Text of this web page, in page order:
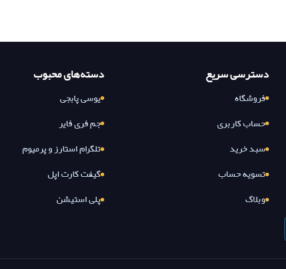
دسترسی سریع
فروشگاه
حساب کاربری
سبد خرید
تسویه حساب
وبلاگ
دسته‌های محبوب
یوسی پابجی
جم فری فایر
تلگرام استارز و پرمیوم
گیفت کارت اپل
پلی استیشن